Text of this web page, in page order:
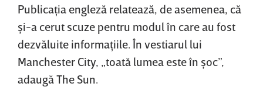
Publicaţia engleză relatează, de asemenea, că
şi-a cerut scuze pentru modul în care au fost
dezvăluite informaţiile. În vestiarul lui
Manchester City, „toată lumea este în şoc”,
adaugă The Sun.